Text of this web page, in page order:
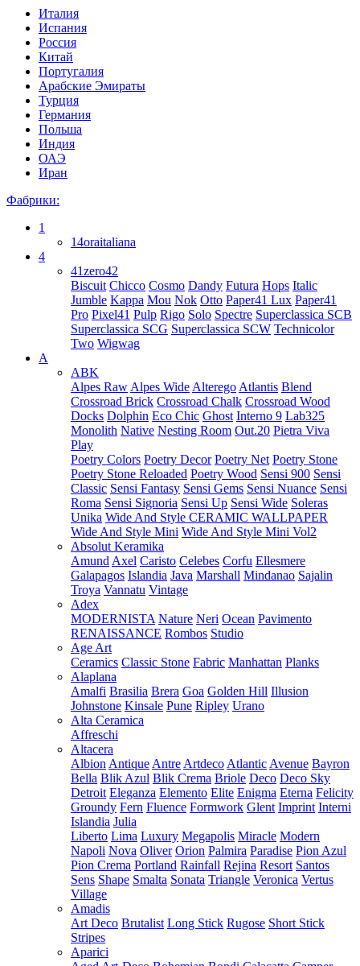
Италия
Испания
Россия
Китай
Португалия
Арабские Эмираты
Турция
Германия
Польша
Индия
ОАЭ
Иран
Фабрики:
1
14oraitaliana
4
41zero42
Biscuit Chicco Cosmo Dandy Futura Hops Italic
Jumble Kappa Mou Nok Otto Paper41 Lux Paper41
Pro Pixel41 Pulp Rigo Solo Spectre Superclassica SCB
Superclassica SCG Superclassica SCW Technicolor
Two Wigwag
A
ABK
Alpes Raw Alpes Wide Alterego Atlantis Blend
Crossroad Brick Crossroad Chalk Crossroad Wood
Docks Dolphin Eco Chic Ghost Interno 9 Lab325
Monolith Native Nesting Room Out.20 Pietra Viva
Play
Poetry Colors Poetry Decor Poetry Net Poetry Stone
Poetry Stone Reloaded Poetry Wood Sensi 900 Sensi
Classic Sensi Fantasy Sensi Gems Sensi Nuance Sensi
Roma Sensi Signoria Sensi Up Sensi Wide Soleras
Unika Wide And Style CERAMIC WALLPAPER
Wide And Style Mini Wide And Style Mini Vol2
Absolut Keramika
Amund Axel Caristo Celebes Corfu Ellesmere
Galapagos Islandia Java Marshall Mindanao Sajalin
Troya Vannatu Vintage
Adex
MODERNISTA Nature Neri Ocean Pavimento
RENAISSANCE Rombos Studio
Age Art
Ceramics Classic Stone Fabric Manhattan Planks
Alaplana
Amalfi Brasilia Brera Goa Golden Hill Illusion
Johnstone Kinsale Pune Ripley Urano
Alta Ceramica
Affreschi
Altacera
Albion Antique Antre Artdeco Atlantic Avenue Bayron
Bella Blik Azul Blik Crema Briole Deco Deco Sky
Detroit Eleganza Elemento Elite Enigma Eterna Felicity
Groundy Fern Fluence Formwork Glent Imprint Interni
Islandia Julia
Liberto Lima Luxury Megapolis Miracle Modern
Napoli Nova Oliver Orion Palmira Paradise Pion Azul
Pion Crema Portland Rainfall Rejina Resort Santos
Sens Shape Smalta Sonata Triangle Veronica Vertus
Village
Amadis
Art Deco Brutalist Long Stick Rugose Short Stick
Stripes
Aparici